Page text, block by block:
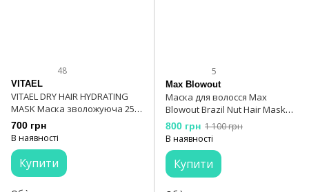
48
VITAEL
VITAEL DRY HAIR HYDRATING
MASK Маска зволожуюча 250
мл
700 грн
В наявності
Купити
5
Max Blowout
Маска для волосся Max
Blowout Brazil Nut Hair Mask
250 мл
800 грн 1 100 грн
В наявності
Купити